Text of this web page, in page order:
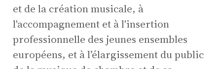
et de la création musicale, à
l'accompagnement et à l'insertion
professionnelle des jeunes ensembles
européens, et à l’élargissement du public